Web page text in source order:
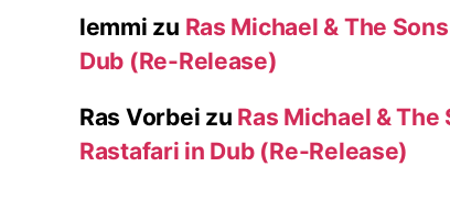
lemmi zu Ras Michael & The
Dub (Re-Release)
Ras Vorbei zu Ras Michael & The
Rastafari in Dub (Re-Release)